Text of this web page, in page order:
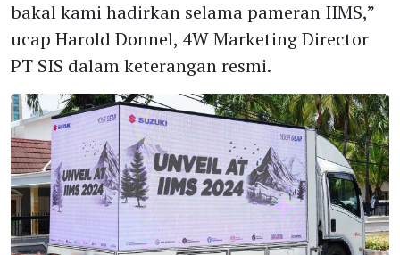
bakal kami hadirkan selama pameran IIMS,”
ucap Harold Donnel, 4W Marketing Director
PT SIS dalam keterangan resmi.